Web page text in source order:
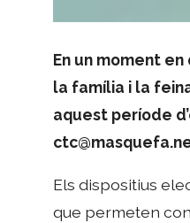
En un moment
la família i la
aquest període
Els dispositius
que permeten